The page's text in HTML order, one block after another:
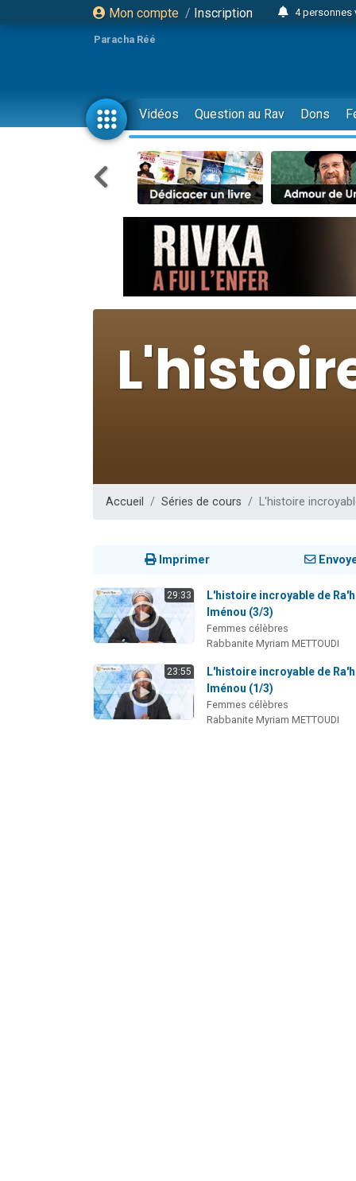
Mon compte / Inscription
4 personnes
3
13
2
30
Il reste
3 personnes
Nouvelle
61
Paracha Réé
Vidéos Question au Rav Dons
Accueil Séries de cours L'histoire
Imprimer
29:33
L'histoire incroyable de
Iménou (3/3)
Femmes célèbres
Rabbanite Myriam METTOUDI
23:55
L'histoire incroyable de
Iménou (1/3)
Femmes célèbres
Rabbanite Myriam METTOUDI